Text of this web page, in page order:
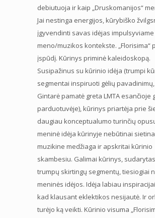
debiutuoja ir kaip „Druskomanijos“
Jai nestinga energijos, kūrybiško
įgyvendinti savas idėjas
meno/muzikos kontekste. „Florisima“
įspūdį. Kūrinys priminė kaleidoskopą.
Susipažinus su kūrinio idėja (trumpi
segmentai inspiruoti gėlių
Gintarė pamatė greta LMTA esančioje
parduotuvėje), kūrinys priartėja prie
daugiau konceptualumo turinčių
meninė idėja kūrinyje nebūtinai
muzikine medžiaga ir apskritai kūrinio
skambesiu. Galimai kūrinys,
trumpų skirtingų segmentų, tiesiogiai
meninės idėjos. Idėja labiau
kad klausant eklektikos nesijautė. Ir
turėjo ką veikti. Kūrinio visuma